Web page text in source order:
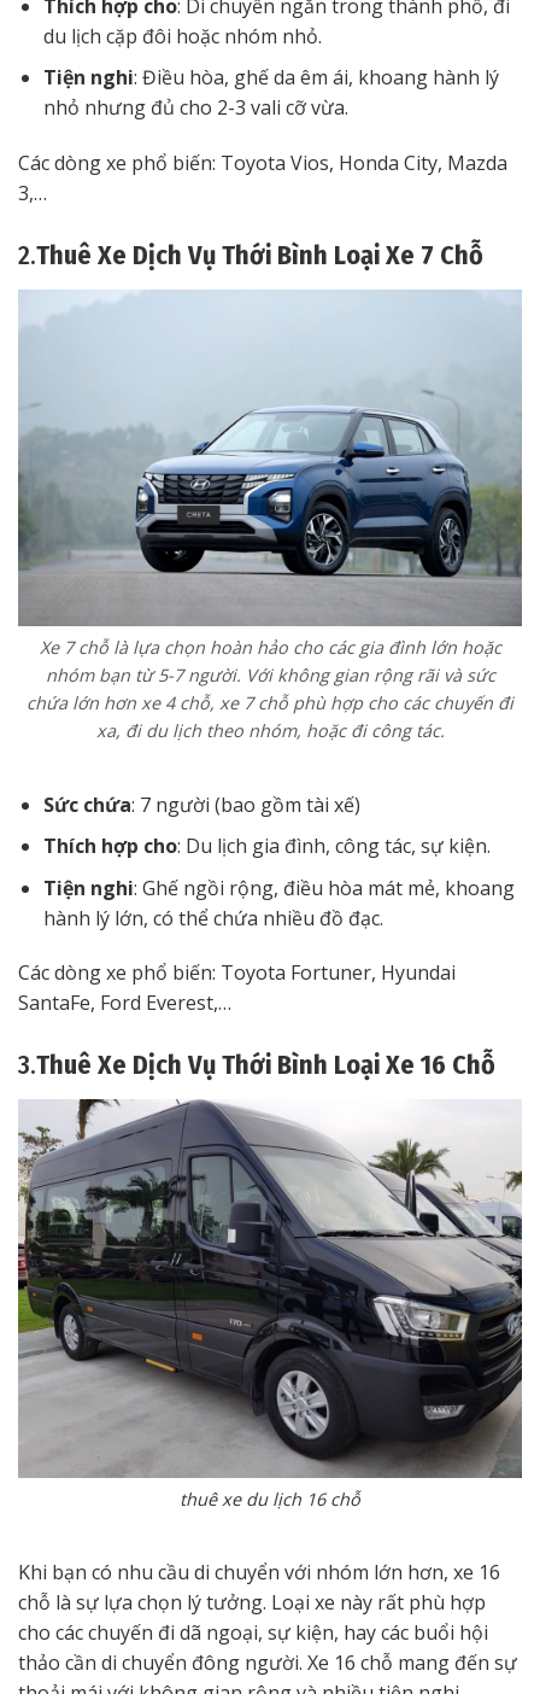
Thích hợp cho: Di chuyển ngắn trong thành phố, đi
du lịch cặp đôi hoặc nhóm nhỏ.
Tiện nghi: Điều hòa, ghế da êm ái, khoang hành lý
nhỏ nhưng đủ cho 2-3 vali cỡ vừa.
Các dòng xe phổ biến: Toyota Vios, Honda City, Mazda
3,…
2.Thuê Xe Dịch Vụ Thới Bình Loại Xe 7 Chỗ
Xe 7 chỗ là lựa chọn hoàn hảo cho các gia đình lớn hoặc
nhóm bạn từ 5-7 người. Với không gian rộng rãi và sức
chứa lớn hơn xe 4 chỗ, xe 7 chỗ phù hợp cho các chuyến đi
xa, đi du lịch theo nhóm, hoặc đi công tác.
Sức chứa: 7 người (bao gồm tài xế)
Thích hợp cho: Du lịch gia đình, công tác, sự kiện.
Tiện nghi: Ghế ngồi rộng, điều hòa mát mẻ, khoang
hành lý lớn, có thể chứa nhiều đồ đạc.
Các dòng xe phổ biến: Toyota Fortuner, Hyundai
SantaFe, Ford Everest,…
3.Thuê Xe Dịch Vụ Thới Bình Loại Xe 16 Chỗ
thuê xe du lịch 16 chỗ
Khi bạn có nhu cầu di chuyển với nhóm lớn hơn, xe 16
chỗ là sự lựa chọn lý tưởng. Loại xe này rất phù hợp
cho các chuyến đi dã ngoại, sự kiện, hay các buổi hội
thảo cần di chuyển đông người. Xe 16 chỗ mang đến sự